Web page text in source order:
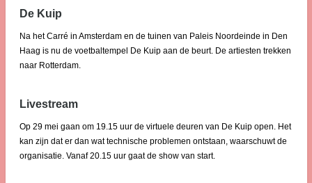
De Kuip
Na het Carré in Amsterdam en de tuinen van Paleis Noordeinde in Den
Haag is nu de voetbaltempel De Kuip aan de beurt. De artiesten trekken
naar Rotterdam.
Livestream
Op 29 mei gaan om 19.15 uur de virtuele deuren van De Kuip open. Het
kan zijn dat er dan wat technische problemen ontstaan, waarschuwt de
organisatie. Vanaf 20.15 uur gaat de show van start.